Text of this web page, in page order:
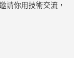
請你用技術交流，